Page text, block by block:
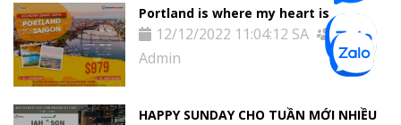
Portland is where my heart is
12/12/2022 11:04:12 SA
By
Admin
HAPPY SUNDAY CHO TUẦN MỚI NHIỀU